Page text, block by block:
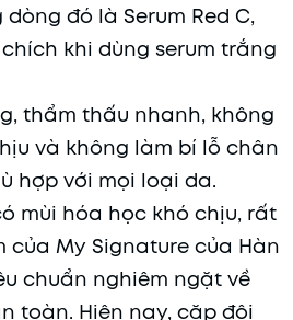
đó là Serum Red C,
khi dùng serum trắng
thẩm thấu nhanh, không
và không làm bí lỗ chân
hợp với mọi loại da.
mùi hóa học khó chịu, rất
của My Signature của Hàn
chuẩn nghiêm ngặt về
toàn. Hiện nay, cặp đôi